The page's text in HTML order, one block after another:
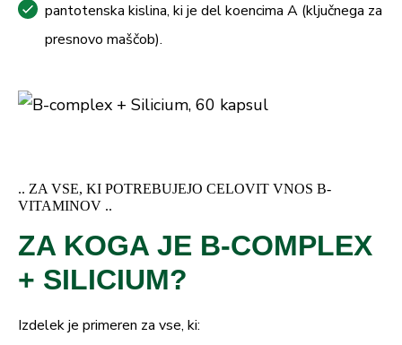
pantotenska kislina, ki je del koencima A (ključnega za
presnovo maščob).
.. ZA VSE, KI POTREBUJEJO CELOVIT VNOS B-
VITAMINOV ..
ZA KOGA JE B-COMPLEX
+ SILICIUM?
Izdelek je primeren za vse, ki: